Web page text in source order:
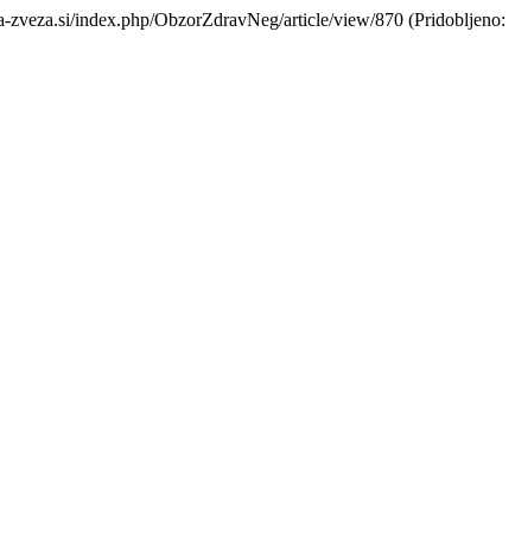
zveza.si/index.php/ObzorZdravNeg/article/view/870 (Pridobljeno: